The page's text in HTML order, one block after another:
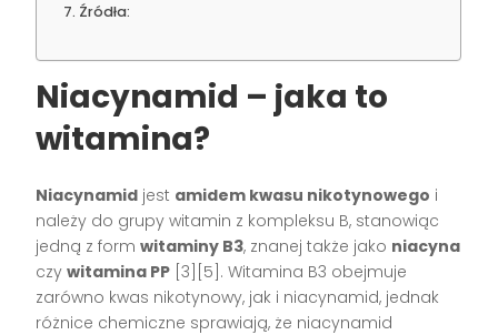
Źródła:
Niacynamid – jaka to
witamina?
Niacynamid jest amidem kwasu nikotynowego i
należy do grupy witamin z kompleksu B, stanowiąc
jedną z formwitaminy B3, znanej także jako niacyna
czywitamina PP [3][5]. Witamina B3 obejmuje
zarówno kwas nikotynowy, jak i niacynamid, jednak
różnice chemiczne sprawiają, że niacynamid